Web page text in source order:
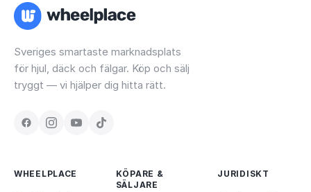
Sveriges smartaste marknadsplats
för hjul, däck och fälgar. Köp och sälj
tryggt — vi hjälper dig hitta rätt.
WHEELPLACE
KÖPARE &
SÄLJARE
JURIDISKT